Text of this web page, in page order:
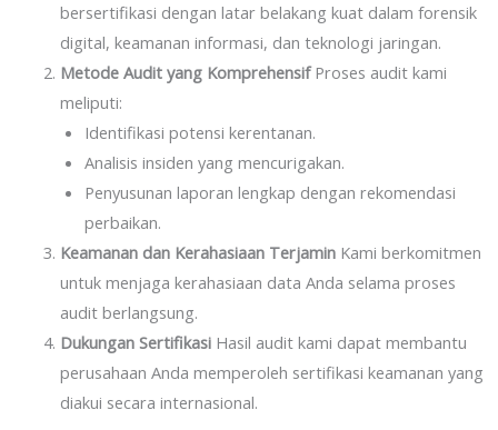
bersertifikasi dengan latar belakang kuat dalam forensik
digital, keamanan informasi, dan teknologi jaringan.
Metode Audit yang KomprehensifProses audit kami
meliputi:
Identifikasi potensi kerentanan.
Analisis insiden yang mencurigakan.
Penyusunan laporan lengkap dengan rekomendasi
perbaikan.
Keamanan dan Kerahasiaan TerjaminKami berkomitmen
untuk menjaga kerahasiaan data Anda selama proses
audit berlangsung.
Dukungan SertifikasiHasil audit kami dapat membantu
perusahaan Anda memperoleh sertifikasi keamanan yang
diakui secara internasional.